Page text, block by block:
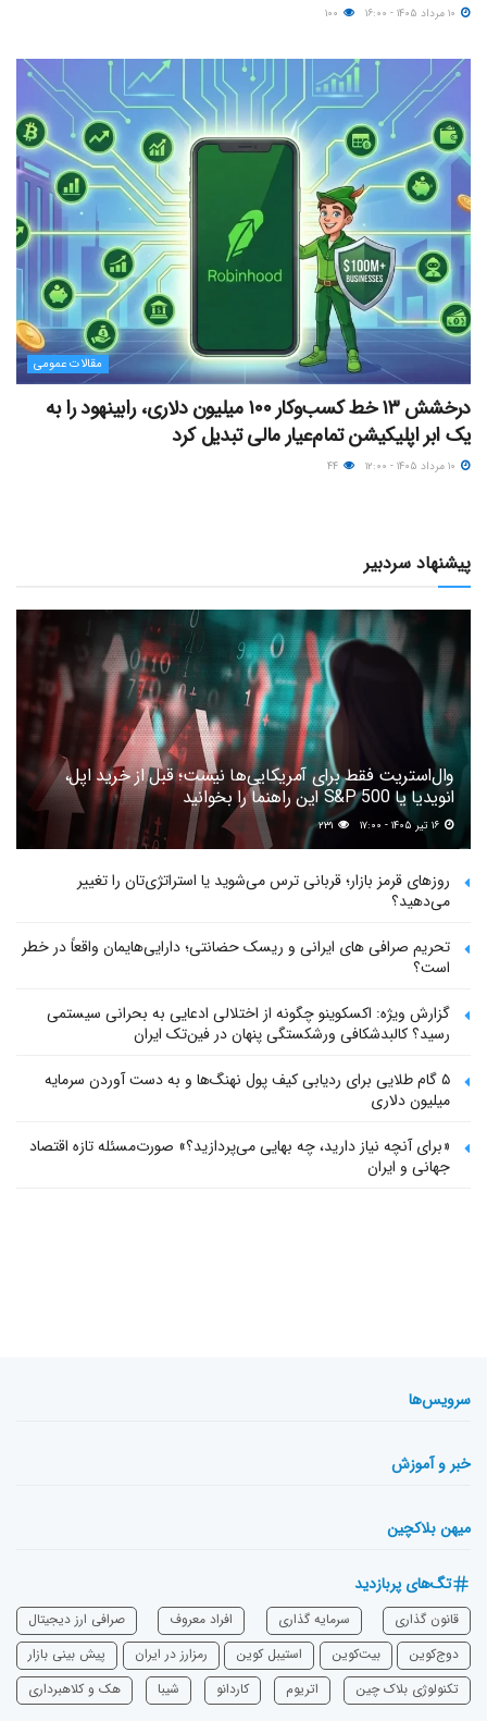
مقالات عمومی
درخشش ۱۳ خط کسب‌وکار ۱۰۰ میلیون دلاری، رابینهود را به
یک ابر اپلیکیشن تمام‌عیار مالی تبدیل کرد
پیشنهاد سردبیر
وال‌استریت فقط برای آمریکایی‌ها نیست؛ قبل از خرید اپل،
انویدیا یا S&P 500 این راهنما را بخوانید
۲۳۱
روزهای قرمز بازار؛ قربانی ترس می‌شوید یا استراتژی‌تان را تغییر
می‌دهید؟
تحریم صرافی های ایرانی و ریسک حضانتی؛ دارایی‌هایمان واقعاً در خطر
است؟
گزارش ویژه: اکسکوینو چگونه از اختلالی ادعایی به بحرانی سیستمی
رسید؟ کالبدشکافی ورشکستگی پنهان در فین‌تک ایران
۵ گام طلایی برای ردیابی کیف پول‌ نهنگ‌ها و به دست آوردن سرمایه
میلیون دلاری
«برای آنچه نیاز دارید، چه بهایی می‌پردازید؟» صورت‌مسئله تازه اقتصاد
جهانی و ایران
سرویس‌ها
خبر و آموزش
میهن بلاکچین
تگ‌های پربازدید
قانون گذاری سرمایه‌ گذاری افراد معروف
صرافی ارز دیجیتال
دوج‌کوین
بیت‌کوین استیبل کوین رمزارز در ایران
پیش بینی بازار
تکنولوژی بلاک چین
اتریوم ‌کاردانو شیبا هک و کلاهبرداری